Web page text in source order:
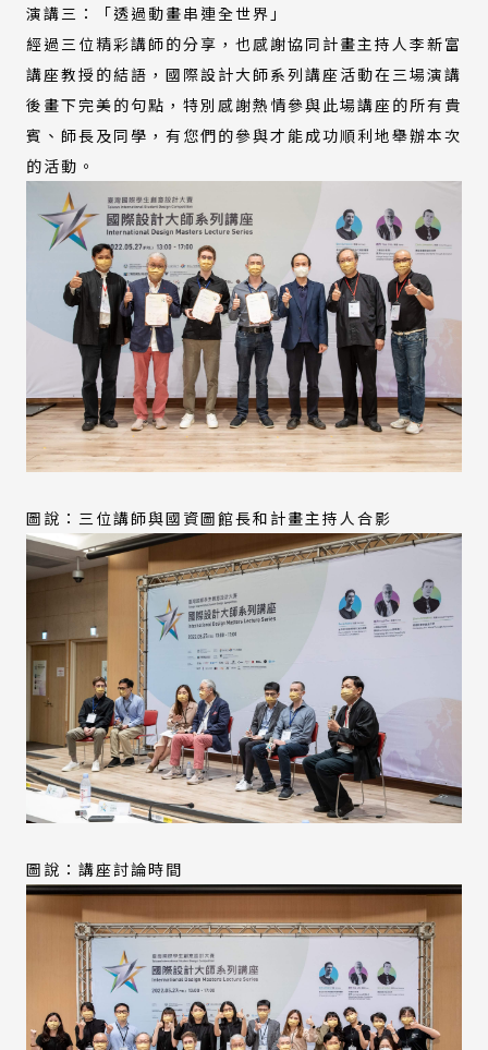
演講三：「透過動畫串連全世界」
經過三位精彩講師的分享，也感謝協同計畫主持人李新富
講座教授的結語，國際設計大師系列講座活動在三場演講
後畫下完美的句點，特別感謝熱情參與此場講座的所有貴
賓、師長及同學，有您們的參與才能成功順利地舉辦本次
的活動。
圖說：三位講師與國資圖館長和計畫主持人合影
圖說：講座討論時間